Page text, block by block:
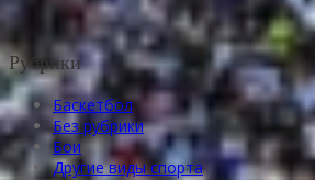
Рубрики
Баскетбол
Без рубрики
Бои
Другие виды спорта